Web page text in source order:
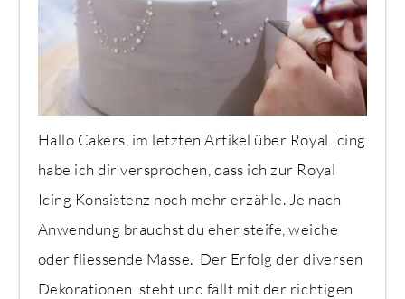
Hallo Cakers, im letzten Artikel über Royal Icing
habe ich dir versprochen, dass ich zur Royal
Icing Konsistenz noch mehr erzähle. Je nach
Anwendung brauchst du eher steife, weiche
oder fliessende Masse. Der Erfolg der diversen
Dekorationen steht und fällt mit der richtigen